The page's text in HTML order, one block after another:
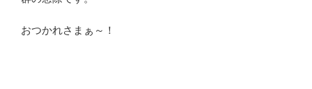
おつかれさまぁ～！